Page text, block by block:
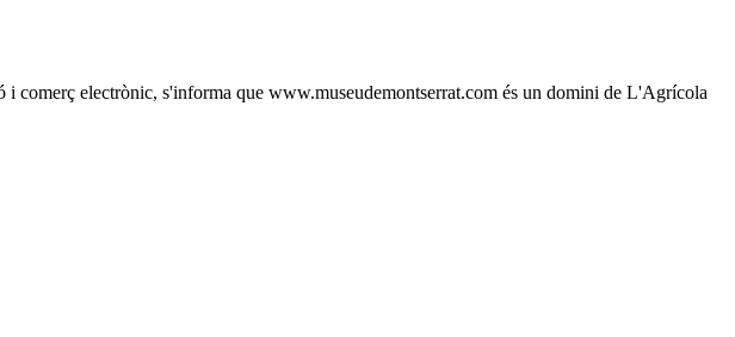
comerç electrònic, s'informa que www.museudemontserrat.com és un domini de L'Agrícola